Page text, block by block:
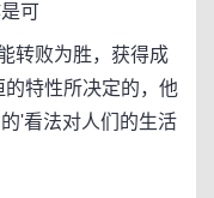
可
转败为胜，获得成
特性所决定的，他
'看法对人们的生活